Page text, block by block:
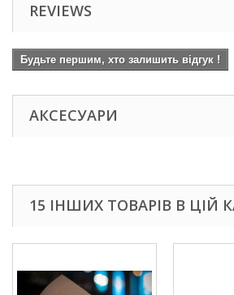
REVIEWS
Будьте першим, хто залишить відгук !
АКСЕСУАРИ
15 ІНШИХ ТОВАРІВ В ЦІЙ